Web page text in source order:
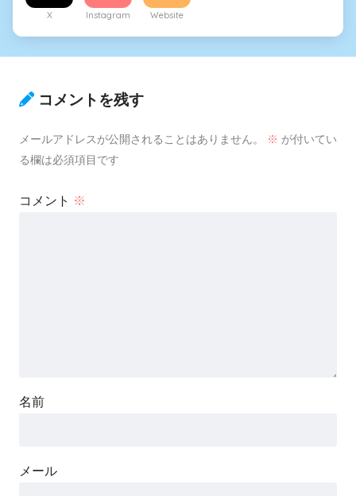
X Instagram Website
コメントを残す
メールアドレスが公開されることはありません。 ※ が付いてい
る欄は必須項目です
コメント ※
名前
メール